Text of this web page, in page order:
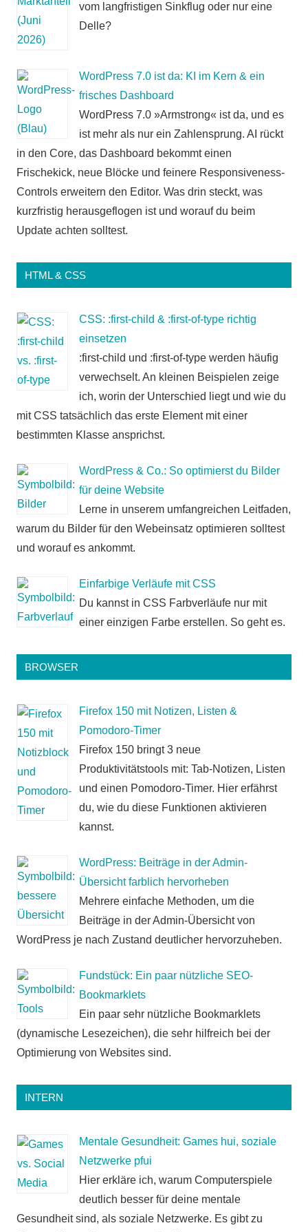
vom langfristigen Sinkflug oder nur eine
Delle?
WordPress 7.0 ist da: KI im Kern & ein
frisches Dashboard
WordPress 7.0 »Armstrong« ist da, und es
ist mehr als nur ein Zahlensprung. AI rückt
in den Core, das Dashboard bekommt einen
Frischekick, neue Blöcke und feinere Responsiveness-
Controls erweitern den Editor. Was drin steckt, was
kurzfristig herausgeflogen ist und worauf du beim
Update achten solltest.
HTML & CSS
CSS: :first-child & :first-of-type richtig
einsetzen
:first-child und :first-of-type werden häufig
verwechselt. An kleinen Beispielen zeige
ich, worin der Unterschied liegt und wie du
mit CSS tatsächlich das erste Element mit einer
bestimmten Klasse ansprichst.
WordPress & Co.: So optimierst du Bilder
für deine Website
Lerne in unserem umfangreichen Leitfaden,
warum du Bilder für den Webeinsatz optimieren solltest
und worauf es ankommt.
Einfarbige Verläufe mit CSS
Du kannst in CSS Farbverläufe nur mit
einer einzigen Farbe erstellen. So geht es.
BROWSER
Firefox 150 mit Notizen, Listen &
Pomodoro-Timer
Firefox 150 bringt 3 neue
Produktivitätstools mit: Tab-Notizen, Listen
und einen Pomodoro-Timer. Hier erfährst
du, wie du diese Funktionen aktivieren
kannst.
WordPress: Beiträge in der Admin-
Übersicht farblich hervorheben
Mehrere einfache Methoden, um die
Beiträge in der Admin-Übersicht von
WordPress je nach Zustand deutlicher hervorzuheben.
Fundstück: Ein paar nützliche SEO-
Bookmarklets
Ein paar sehr nützliche Bookmarklets
(dynamische Lesezeichen), die sehr hilfreich bei der
Optimierung von Websites sind.
INTERN
Mentale Gesundheit: Games hui, soziale
Netzwerke pfui
Hier erkläre ich, warum Computerspiele
deutlich besser für deine mentale
Gesundheit sind, als soziale Netzwerke. Es gibt zu